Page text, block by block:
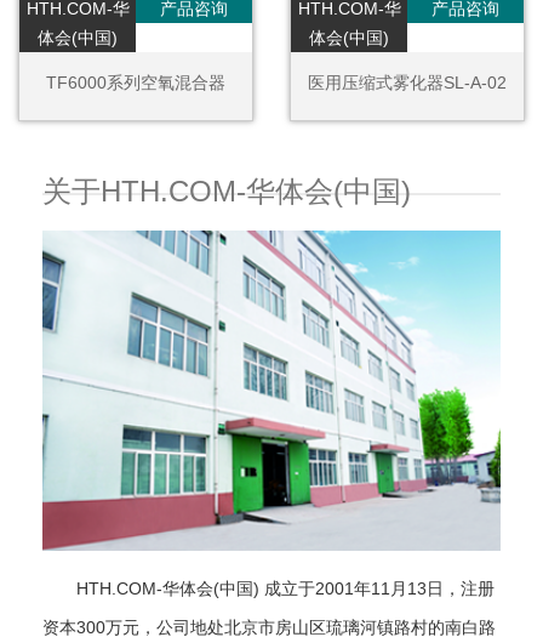
HTH.COM-华
体会(中国)
产品咨询
TF6000系列空氧混合器
HTH.COM-华
体会(中国)
产品咨询
医用压缩式雾化器SL-A-02
关于HTH.COM-华体会(中国)
HTH.COM-华体会(中国) 成立于2001年11月13日，注册
资本300万元，公司地处北京市房山区琉璃河镇路村的南白路